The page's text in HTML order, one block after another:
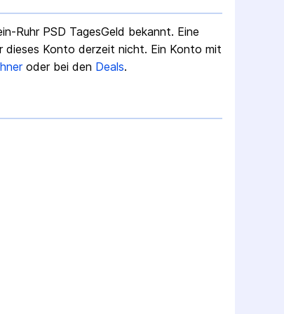
Ruhr PSD TagesGeld bekannt. Eine
dieses Konto derzeit nicht. Ein Konto mit
oder bei den Deals.